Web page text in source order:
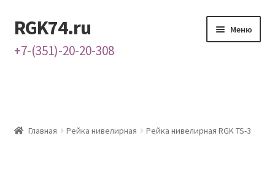
Перейти
к
навигации
Перейти
к
содержимому
RGK74.ru
+7-(351)-20-20-308
Меню
Главная Рейка нивелирная Рейка нивелирная RGK TS-3